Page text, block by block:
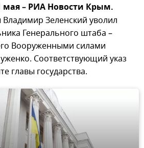
– РИА Новости Крым.
Зеленский уволил
Генерального штаба –
Вооруженными силами
Соответствующий указ
главы государства.